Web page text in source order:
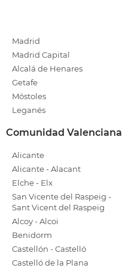
Madrid
Madrid Capital
Alcalá de Henares
Getafe
Móstoles
Leganés
Comunidad Valenciana
Alicante
Alicante - Alacant
Elche - Elx
San Vicente del Raspeig -
Sant Vicent del Raspeig
Alcoy - Alcoi
Benidorm
Castellón - Castelló
Castelló de la Plana